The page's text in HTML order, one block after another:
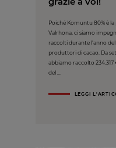
Poiché Komuntu 80% è
Valrhona, ci siamo
raccolti durante l'anno
produttori di cacao. Da
abbiamo raccolto 234.317
del ...
LEGGI